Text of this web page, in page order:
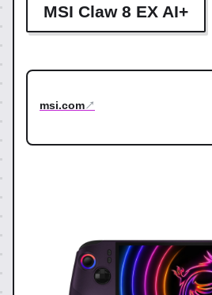
MSI Claw 8 EX AI+
msi.com↗